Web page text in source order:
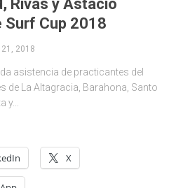
Rivas y Astacio
Surf Cup 2018
21, 2018
asistencia de practicantes del
de La Altagracia, Barahona, Santo
y...
X